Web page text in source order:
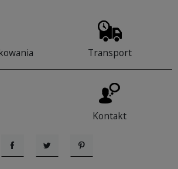
Transport
Kontakt
UdostępnijTweetujPinterest